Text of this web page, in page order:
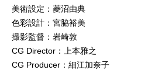
美術設定：菱沼由典
色彩設計：宮脇裕美
撮影監督：岩崎敦
CG Director：上本雅之
CG Producer：細江加奈子